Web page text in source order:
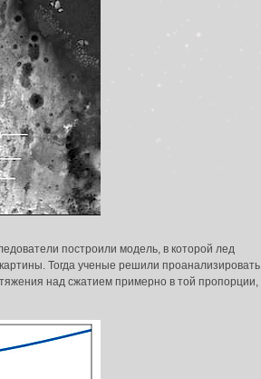
построили модель, в которой лед
Тогда ученые решили проанализировать
над сжатием примерно в той пропорции,